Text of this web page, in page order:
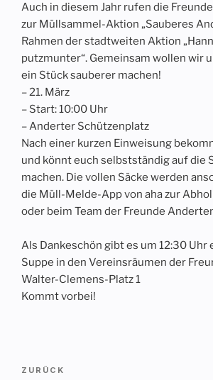
Auch in diesem Jahr rufen die
zur Müllsammel-Aktion „Sauberes
Rahmen der stadtweiten Aktion
putzmunter“. Gemeinsam wollen wir
ein Stück sauberer machen!
– 21. März
– Start: 10:00 Uhr
– Anderter Schützenplatz
Nach einer kurzen Einweisung
und könnt euch selbstständig auf die
machen. Die vollen Säcke werden
die Müll-Melde-App von aha zur
oder beim Team der Freunde
Als Dankeschön gibt es um 12:30 Uhr
Suppe in den Vereinsräumen der
Walter-Clemens-Platz 1
Kommt vorbei!
Beitragsnavigation
Vorheriger
ZURÜCK